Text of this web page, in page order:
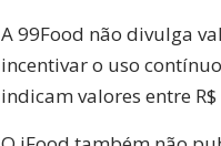
A 99Food não divulga
incentivar o uso
indicam valores entre